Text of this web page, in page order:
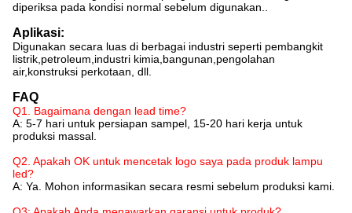
diperiksa pada kondisi normal sebelum digunakan..
Aplikasi:
Digunakan secara luas di berbagai industri seperti pembangkit
listrik,petroleum,industri kimia,bangunan,pengolahan
air,konstruksi perkotaan, dll.
FAQ
Q1. Bagaimana dengan lead time?
A: 5-7 hari untuk persiapan sampel, 15-20 hari kerja untuk
produksi massal.
Q2. Apakah OK untuk mencetak logo saya pada produk lampu
led?
A: Ya. Mohon informasikan secara resmi sebelum produksi kami.